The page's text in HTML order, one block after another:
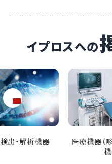
イプロスへの
診断機器、治療
介護用機器
椅子、